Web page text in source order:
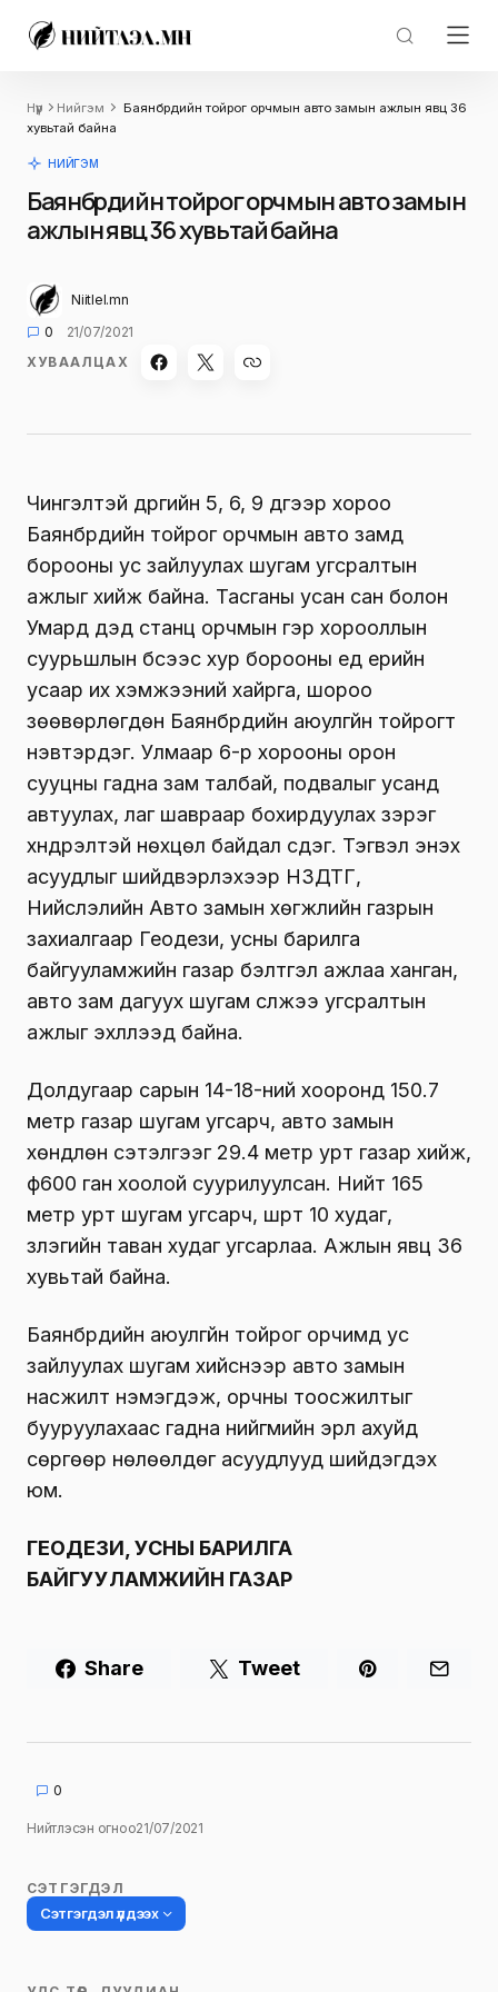
Нүүр Нийгэм
Баянбүрдийн тойрог орчмын авто замын ажлын явц 36
хувьтай байна
НИЙГЭМ
Баянбүрдийн тойрог орчмын авто замын
ажлын явц 36 хувьтай байна
Niitlel.mn
0
21/07/2021
ХУВААЛЦАХ
Чингэлтэй дүүргийн 5, 6, 9 дүгээр хороо
Баянбүрдийн тойрог орчмын авто замд
борооны ус зайлуулах шугам угсралтын
ажлыг хийж байна. Тасганы усан сан болон
Умард дэд станц орчмын гэр хорооллын
суурьшлын бүсээс хур борооны үед үерийн
усаар их хэмжээний хайрга, шороо
зөөвөрлөгдөн Баянбүрдийн аюулгүйн тойрогт
нэвтэрдэг. Улмаар 6-р хорооны орон
сууцны гадна зам талбай, подвалыг усанд
автуулах, лаг шавраар бохирдуулах зэрэг
хүндрэлтэй нөхцөл байдал үүсдэг. Тэгвэл энэхүү
асуудлыг шийдвэрлэхээр НЗДТГ,
Нийслэлийн Авто замын хөгжлийн газрын
захиалгаар Геодези, усны барилга
байгууламжийн газар бэлтгэл ажлаа ханган,
авто зам дагуух шугам сүлжээ угсралтын
ажлыг эхлүүлээд байна.
Долдугаар сарын 14-18-ний хооронд 150.7
метр газар шугам угсарч, авто замын
хөндлөн сэтэлгээг 29.4 метр урт газар хийж,
ф600 ган хоолой суурилуулсан. Нийт 165
метр урт шугам угсарч, шүүрт 10 худаг,
үзлэгийн таван худаг угсарлаа. Ажлын явц 36
хувьтай байна.
Баянбүрдийн аюулгүйн тойрог орчимд ус
зайлуулах шугам хийснээр авто замын
насжилт нэмэгдэж, орчны тоосжилтыг
бууруулахаас гадна нийгмийн эрүүл ахуйд
сөргөөр нөлөөлдөг асуудлууд шийдэгдэх
юм.
ГЕОДЕЗИ, УСНЫ БАРИЛГА
БАЙГУУЛАМЖИЙН ГАЗАР
Share Tweet
0
Нийтлэсэн огноо21/07/2021
СЭТГЭГДЭЛ
Сэтгэгдэл үлдээх